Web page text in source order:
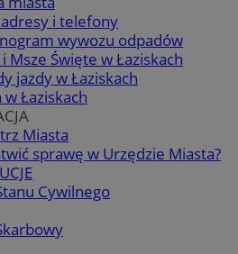
i telefony
wywozu odpadów
Msze Święte w Łaziskach
jazdy w Łaziskach
w Łaziskach
Miasta
sprawę w Urzędzie Miasta?
Cywilnego